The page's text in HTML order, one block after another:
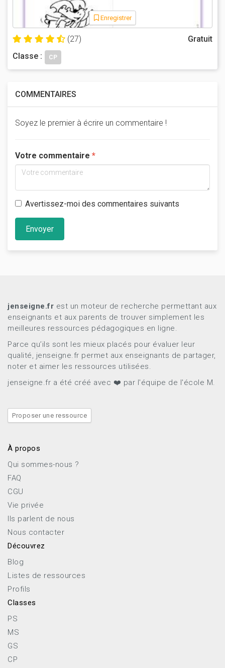
Enregistrer
(27)
Gratuit
Classe :
CP
COMMENTAIRES
Soyez le premier à écrire un commentaire !
Votre commentaire
Avertissez-moi des commentaires suivants
Envoyer
jenseigne.fr est un moteur de recherche permettant aux
enseignants et aux parents de trouver simplement les
meilleures ressources pédagogiques en ligne.
Parce qu’ils sont les mieux placés pour évaluer leur
qualité, jenseigne.fr permet aux enseignants de partager,
noter et aimer les ressources utilisées.
jenseigne.fr a été créé avec ❤️ par l'équipe de l'école M.
Proposer une ressource
À propos
Qui sommes-nous ?
FAQ
CGU
Vie privée
Ils parlent de nous
Nous contacter
Découvrez
Blog
Listes de ressources
Profils
Classes
PS
MS
GS
CP